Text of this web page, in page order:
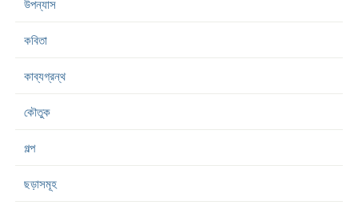
উপন্যাস
কবিতা
কাব্যগ্রন্থ
কৌতুক
গল্প
ছড়াসমূহ